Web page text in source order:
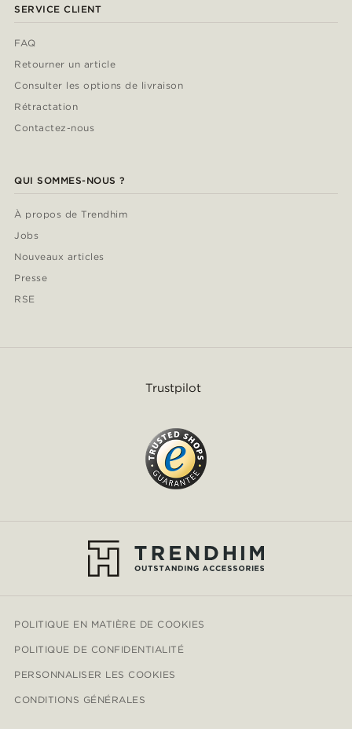
SERVICE CLIENT
FAQ
Retourner un article
Consulter les options de livraison
Rétractation
Contactez-nous
QUI SOMMES-NOUS ?
À propos de Trendhim
Jobs
Nouveaux articles
Presse
RSE
Trustpilot
POLITIQUE EN MATIÈRE DE COOKIES
POLITIQUE DE CONFIDENTIALITÉ
PERSONNALISER LES COOKIES
CONDITIONS GÉNÉRALES